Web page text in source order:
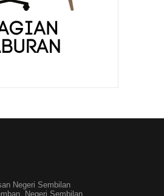
Negeri Sembilan
Negeri Sembilan